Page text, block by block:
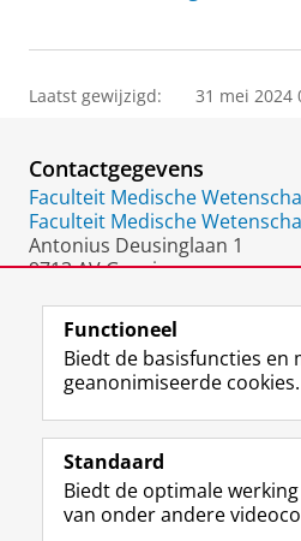
Laatst gewijzigd: 31 mei 2024
Contactgegevens
Faculteit Medische
Faculteit Medische
Antonius Deusinglaan 1
9713 AV Groningen
Volg de RUG
F
a
e
b
Studiekiezers
Functioneel
Biedt de basisfuncties en
geanonimiseerde cookies.
Standaard
Biedt de optimale
van onder andere